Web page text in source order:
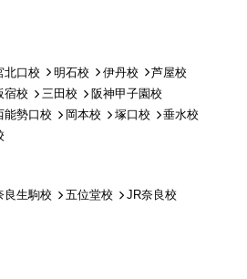
北口校 明石校 伊丹校
芦屋校
宿校 三田校
阪神甲子園校
能勢口校 岡本校 塚口校
垂水校
良生駒校 五位堂校
JR奈良校